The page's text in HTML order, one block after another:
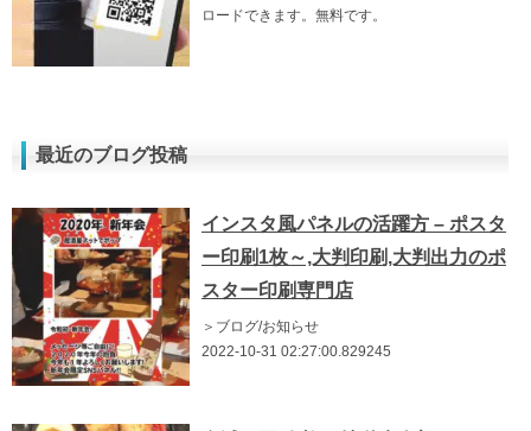
ロードできます。無料です。
最近のブログ投稿
インスタ風パネルの活躍方 – ポスタ
ー印刷1枚～,大判印刷,大判出力のポ
スター印刷専門店
＞ブログ/お知らせ
2022-10-31 02:27:00.829245